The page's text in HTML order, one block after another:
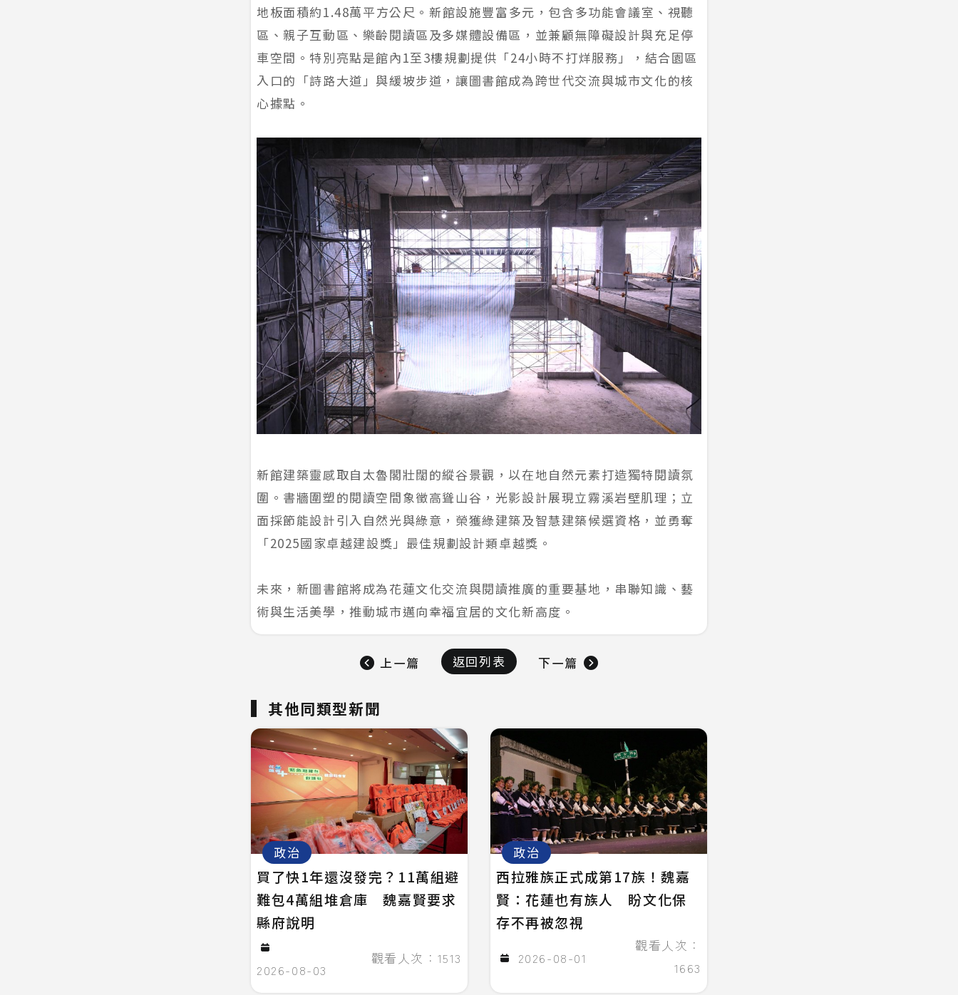
地板面積約1.48萬平方公尺。新館設施豐富多元，包含多功能會議室、視聽
區、親子互動區、樂齡閱讀區及多媒體設備區，並兼顧無障礙設計與充足停
車空間。特別亮點是館內1至3樓規劃提供「24小時不打烊服務」，結合園區
入口的「詩路大道」與緩坡步道，讓圖書館成為跨世代交流與城市文化的核
心據點。
新館建築靈感取自太魯閣壯闊的縱谷景觀，以在地自然元素打造獨特閱讀氛
圍。書牆圍塑的閱讀空間象徵高聳山谷，光影設計展現立霧溪岩壁肌理；立
面採節能設計引入自然光與綠意，榮獲綠建築及智慧建築候選資格，並勇奪
「2025國家卓越建設獎」最佳規劃設計類卓越獎。
未來，新圖書館將成為花蓮文化交流與閱讀推廣的重要基地，串聯知識、藝
術與生活美學，推動城市邁向幸福宜居的文化新高度。
上一篇 返回列表 下一篇
其他同類型新聞
政治
買了快1年還沒發完？11萬組避
難包4萬組堆倉庫 魏嘉賢要求
縣府說明
2026-08-03
觀看人次：1513
政治
西拉雅族正式成第17族！魏嘉
賢：花蓮也有族人 盼文化保
存不再被忽視
2026-08-01
觀看人次：
1663